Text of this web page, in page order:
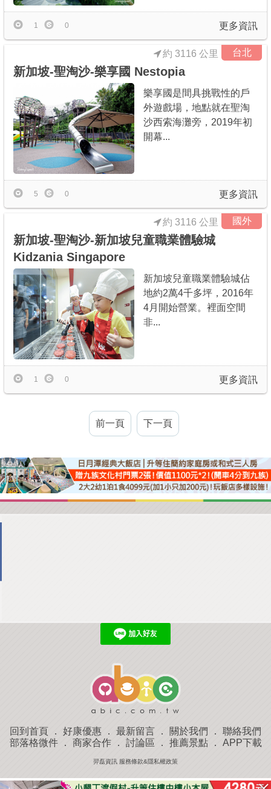
更多資訊
1 0
台北
約 3116 公里
新加坡-聖淘沙-樂享國 Nestopia
樂享國是間具挑戰性的戶
外遊戲場，地點就在聖淘
沙西索海灘旁，2019年初
開幕...
更多資訊
5 0
國外
約 3116 公里
新加坡-聖淘沙-新加坡兒童職業體驗城
Kidzania Singapore
新加坡兒童職業體驗城佔
地約2萬4千多坪，2016年
4月開始營業。裡面空間
非...
更多資訊
1 0
前一頁 下一頁
回到首頁 ． 好康優惠 ． 最新留言 ． 關於我們 ． 聯絡我們
部落格微件． 商家合作． 討論區 ． 推薦景點． APP下載
羿磊資訊 服務條款&隱私權政策